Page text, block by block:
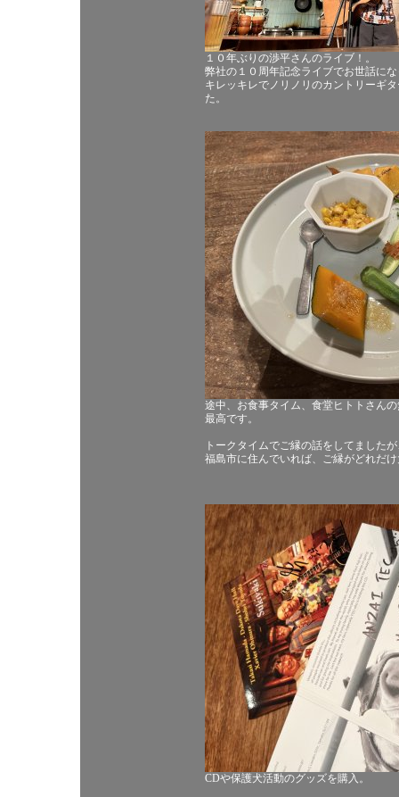
１０年ぶりの渉平さんのライブ！。
弊社の１０周年記念ライブでお世話に
キレッキレでノリノリのカントリーギ
た。
途中、お食事タイム、食堂ヒトトさん
最高です。
トークタイムでご縁の話をしてました
福島市に住んでいれば、ご縁がどれだ
CDや保護犬活動のグッズを購入。